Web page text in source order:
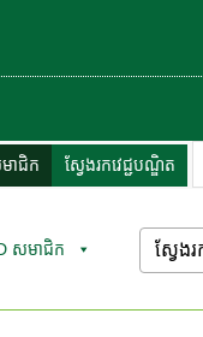
ាជិក ស្វែងរកវេជ្ជបណ្ឌិត
សមាជិក